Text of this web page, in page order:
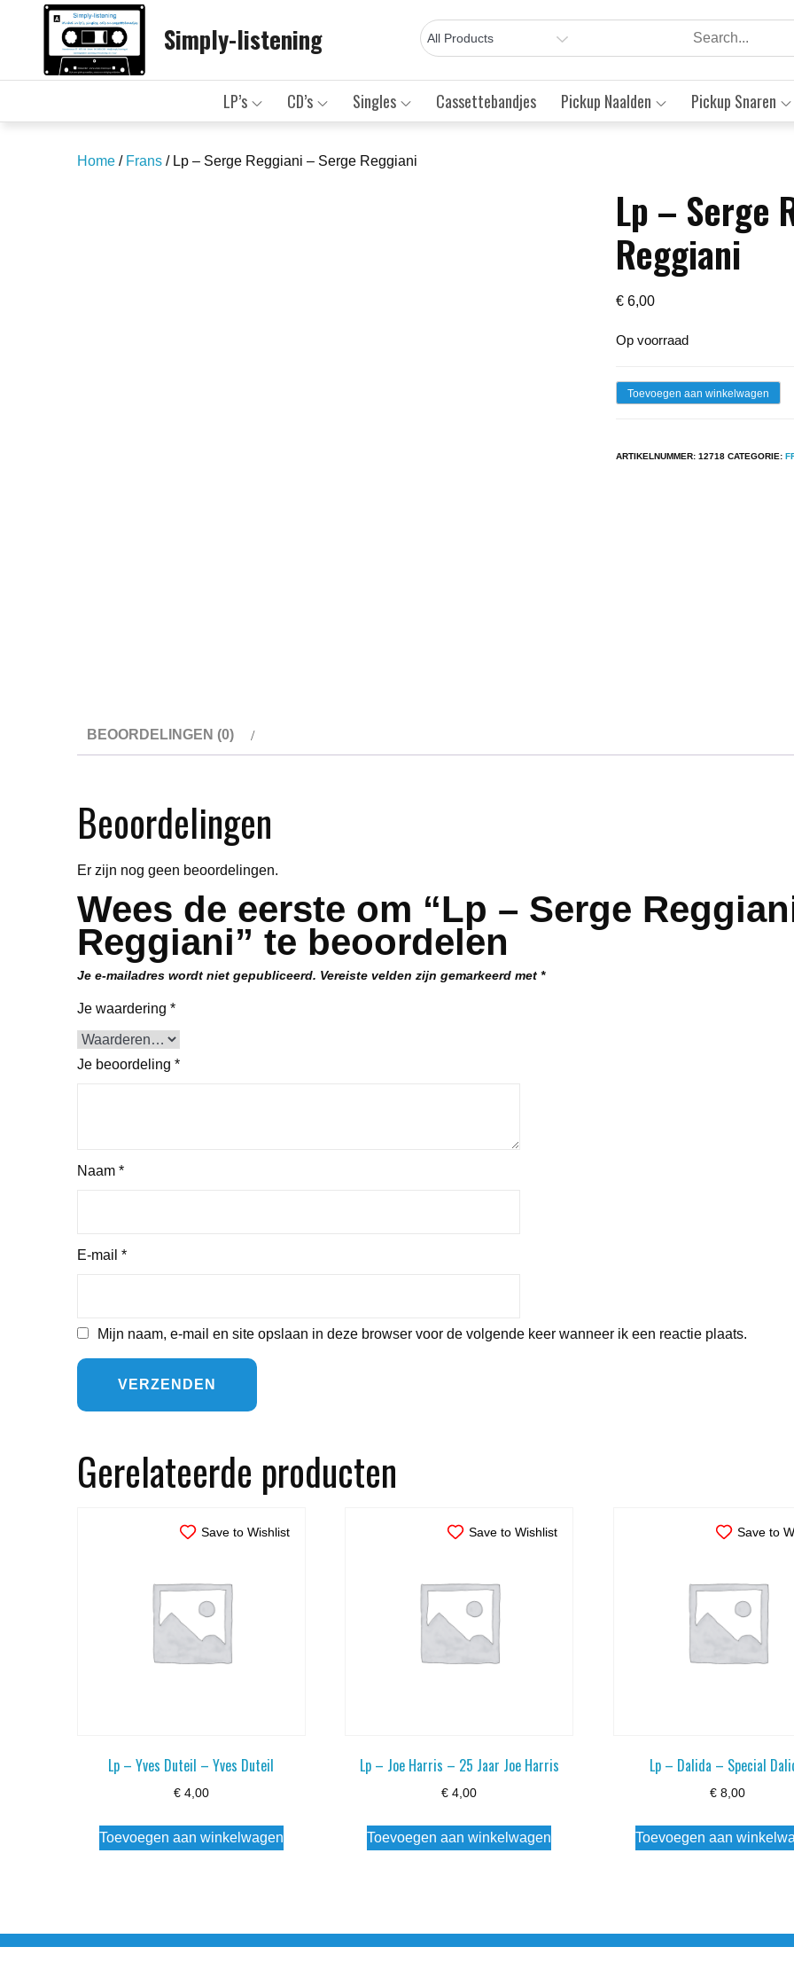
Simply-listening
LP’s CD’s Singles Cassettebandjes Pickup Naalden Pickup Snaren
Home / Frans / Lp – Serge Reggiani – Serge Reggiani
Lp – Serge
Reggiani
€ 6,00
Op voorraad
LpToevoegen aan winkelwagen
ARTIKELNUMMER:12718 CATEGORIE:
BEOORDELINGEN (0)
Beoordelingen
Er zijn nog geen beoordelingen.
Wees de eerste om “Lp – Serge
Reggiani” te beoordelen
Je e-mailadres wordt niet gepubliceerd. Vereiste velden zijn gemarkeerd met *
Je waardering *
Je beoordeling *
Naam *
E-mail *
Mijn naam, e-mail en site opslaan in deze browser voor de volgende keer wanneer ik een reactie plaats.
Gerelateerde producten
Save to Wishlist
Lp – Yves Duteil – Yves Duteil
€4,00
Toevoegen aan winkelwagen
Save to Wishlist
Lp – Joe Harris – 25 Jaar Joe Harris
€ 4,00
Toevoegen aan winkelwagen
Save to
Lp – Dalida – Special
€8,00
Toevoegen aan